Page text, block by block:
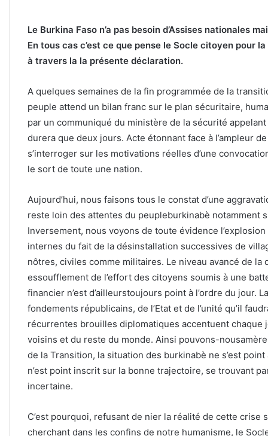
Le Burkina Faso n’a pas besoin d’Assises nationales
En tous cas c’est ce que pense le Socle citoyen pour
à travers la la présente déclaration.
A quelques semaines de la fin programmée de la
peuple attend un bilan franc sur le plan sécuritaire,
par un communiqué du ministère de la sécurité
durera que deux jours. Acte étonnant face à l’ampleur
s’interroger sur les motivations réelles d’une
le sort de toute une nation.
Aujourd’hui, nous faisons tous le constat d’une
reste loin des attentes du peupleburkinabè notamment
Inversement, nous voyons de toute évidence
internes du fait de la désinstallation successives de
nôtres, civiles comme militaires. Le niveau avancé de
essoufflement de l’effort des citoyens soumis à une
financier n’est d’ailleurstoujours point à l’ordre du jour.
fondements républicains, de l’Etat et de l’unité qu’il
récurrentes brouilles diplomatiques accentuent chaque
voisins et du reste du monde. Ainsi pouvons-
de la Transition, la situation des burkinabè ne s’est
n’est point inscrit sur la bonne trajectoire, se trouvant
incertaine.
C’est pourquoi, refusant de nier la réalité de cette
cherchant dans les confins de notre humanisme, le